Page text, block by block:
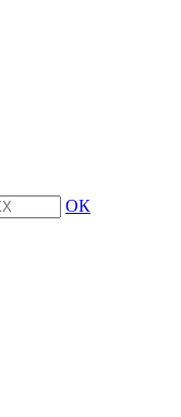
ОК